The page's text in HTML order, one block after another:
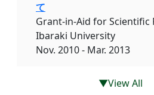
て
Grant-in-Aid for Scientific
Ibaraki University
Nov. 2010 - Mar. 2013
▼View All